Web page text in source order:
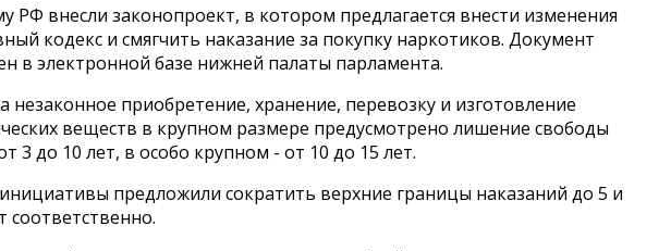
РФ внесли законопроект, в котором предлагается внести изменения
кодекс и смягчить наказание за покупку наркотиков. Документ
в электронной базе нижней палаты парламента.
незаконное приобретение, хранение, перевозку и изготовление
веществ в крупном размере предусмотрено лишение свободы
3 до 10 лет, в особо крупном - от 10 до 15 лет.
предложили сократить верхние границы наказаний до 5 и
соответственно.